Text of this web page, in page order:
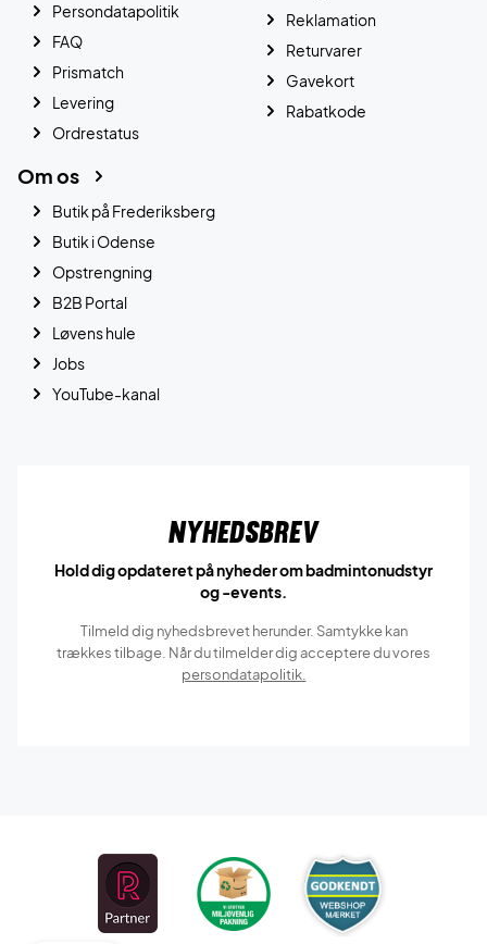
Persondatapolitik
FAQ
Prismatch
Levering
Ordrestatus
Reklamation
Returvarer
Gavekort
Rabatkode
Om os
Butik på Frederiksberg
Butik i Odense
Opstrengning
B2B Portal
Løvens hule
Jobs
YouTube-kanal
Nyhedsbrev
Hold dig opdateret på nyheder om badmintonudstyr
og -events.
Tilmeld dig nyhedsbrevet herunder. Samtykke kan
trækkes tilbage. Når du tilmelder dig acceptere du vores
persondatapolitik.